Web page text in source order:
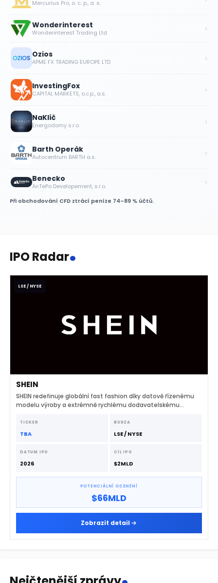
Mercurius Pro, o. c. p., a. s.
Wonderinterest
Wonderinterest Trading Ltd ›
Ozios
APME FX TRADING EUROPE LTD ›
InvestingFox
CAPITAL MARKETS, o.c.p., a.s. ›
NaKlíč
Energodomy s.r.o. ›
Barth Operák
Autocentrum BARTH a.s. ›
Benecko
AnTePo Developement, s.r.o. ›
Při obchodování CFD ztrácí peníze 74–89 % účtů.
IPO Radar.
LSE / NYSE
SHEIN
SHEIN redefinuje globální fast fashion díky datově řízenému
modelu výroby a extrémně rychlému dodavatelskému
TICKER
TBA
BURZA
LSE / NYSE
DATUM IPO
2026
CÍL IPO
$2MLD
POTENCIÁLNÍ OCENĚNÍ
$66MLD
Zobrazit detail